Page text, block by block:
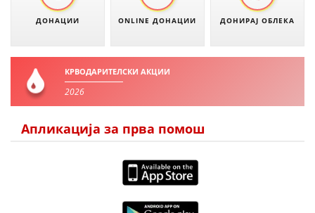
СТРАТЕГИИ
ЕДУКАТИВНО ИНФОРМАТИВНИ МАТЕРИЈАЛИ
ПРЕЗЕНТАЦИИ
ДОНАЦИИ ONLINE ДОНАЦИИ ДОНИРАЈ ОБЛЕКА
КРВОДАРИТЕЛСКИ АКЦИИ
2026
Апликација за прва помош